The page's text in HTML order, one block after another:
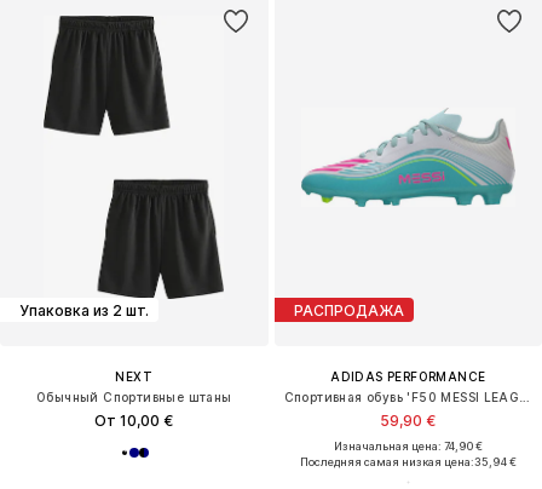
Упаковка из 2 шт.
NEXT
Обычный Спортивные штаны
От 10,00 €
РАСПРОДАЖА
ADIDAS PERFORMANCE
Спортивная обувь 'F50 MESSI LEAGUE'
59,90 €
Изначальная цена: 74,90 €
Последняя самая низкая цена:35,94 €